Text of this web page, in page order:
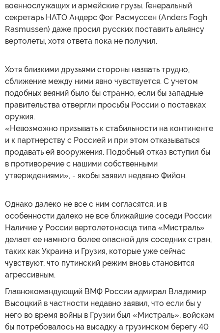
военнослужащих и армейские грузы. Генеральный
секретарь НАТО Андерс Фог Расмуссен (Anders Fogh
Rasmussen) даже просил русских поставить альянсу
вертолеты, хотя ответа пока не получил.
Хотя близкими друзьями стороны назвать трудно,
сближение между ними явно чувствуется. С учетом
подобных веяний было бы странно, если бы западные
правительства отвергли просьбы России о поставках
оружия.
«Невозможно призывать к стабильности на континенте
и к партнерству с Россией и при этом отказываться
продавать ей вооружения. Подобный отказ вступил бы
в противоречие с нашими собственными
утверждениями», - якобы заявил недавно Фийон.
Однако далеко не все с ним согласятся, и в
особенности далеко не все ближайшие соседи России
Наличие у России вертолетоносца типа «Мистраль»
делает ее намного более опасной для соседних стран,
таких как Украина и Грузия, которые уже сейчас
чувствуют, что путинский режим вновь становится
агрессивным.
Главнокомандующий ВМФ России адмирал Владимир
Высоцкий в частности недавно заявил, что если бы у
него во время войны в Грузии был «Мистраль», войскам
бы потребовалось на высадку а грузинском берегу 40